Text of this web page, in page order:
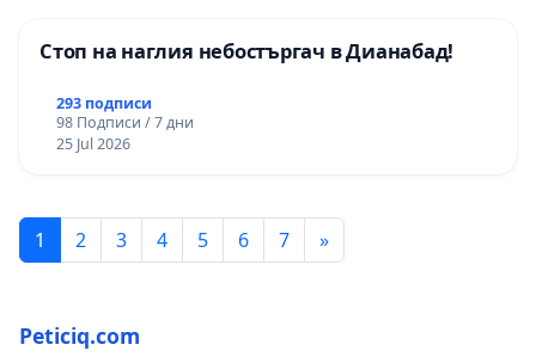
Стоп на наглия небостъргач в Дианабад!
293 подписи
98 Подписи / 7 дни
25 Jul 2026
1 2 3 4 5 6 7 »
Peticiq.com